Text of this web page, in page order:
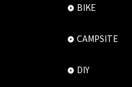
BIKE
CAMPSITE
DIY